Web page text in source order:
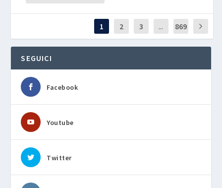
1 2 3 ... 869
SEGUICI
Facebook
Youtube
Twitter